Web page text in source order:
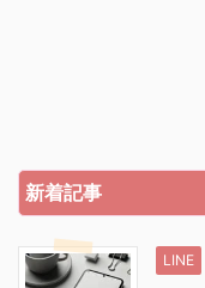
新着記事
LINE